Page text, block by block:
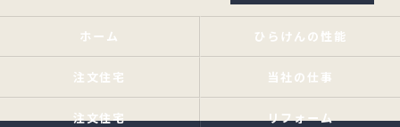
ホーム ひらけんの性能
注文住宅 当社の仕事
注文住宅 リフォーム